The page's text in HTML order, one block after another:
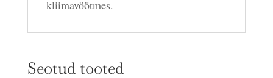
kliimavöötmes.
Seotud tooted